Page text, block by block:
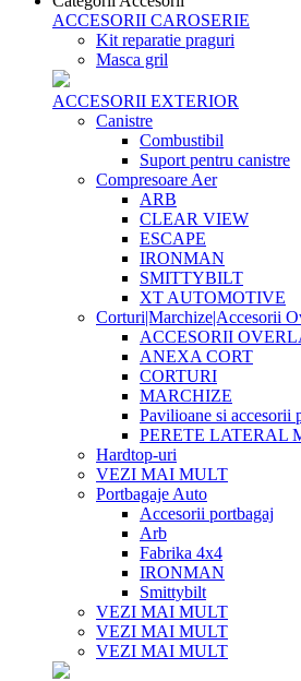
ACCESORII CAROSERIE
Kit reparatie praguri
Masca gril
ACCESORII EXTERIOR
Canistre
Combustibil
Suport pentru canistre
Compresoare Aer
ARB
CLEAR VIEW
ESCAPE
IRONMAN
SMITTYBILT
XT AUTOMOTIVE
Corturi|Marchize|Accesorii
ACCESORII
ANEXA CORT
CORTURI
MARCHIZE
Pavilioane si accesorii
PERETE LATERAL
Hardtop-uri
VEZI MAI MULT
Portbagaje Auto
Accesorii portbagaj
Arb
Fabrika 4x4
IRONMAN
Smittybilt
VEZI MAI MULT
VEZI MAI MULT
VEZI MAI MULT